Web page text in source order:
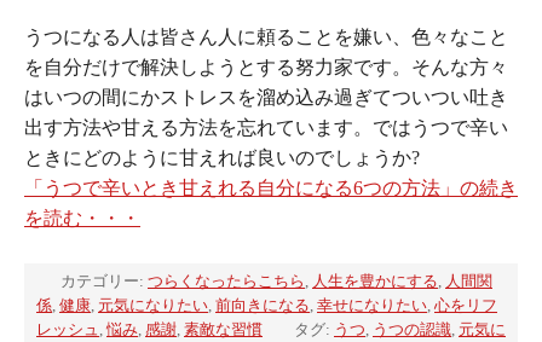
うつになる人は皆さん人に頼ることを嫌い、色々なこと
を自分だけで解決しようとする努力家です。そんな方々
はいつの間にかストレスを溜め込み過ぎてついつい吐き
出す方法や甘える方法を忘れています。ではうつで辛い
ときにどのように甘えれば良いのでしょうか?
「うつで辛いとき甘えれる自分になる6つの方法」の続き
を読む・・・
カテゴリー: つらくなったらこちら 人生を豊かにする
人間関
係 健康 元気になりたい 前向きになる 幸せになりたい 心をリフ
レッシュ ,悩み 感謝 素敵な習慣 タグ: うつ うつの認識 元気に